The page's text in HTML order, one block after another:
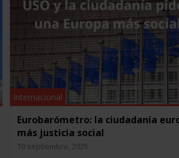
Internacional
Eurobarómetro: la ciudadanía
más justicia social
10 septiembre, 2025